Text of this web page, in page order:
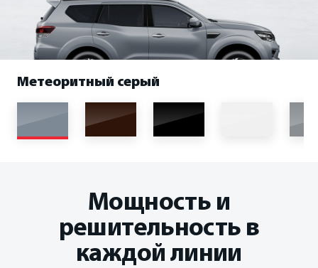
Метеоритный серый
Мощность и
решительность в
каждой линии